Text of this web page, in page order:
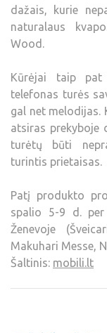
dažais, kurie
naturalaus
Wood.
Kūrėjai taip pat
telefonas turės
gal net melodijas.
atsiras prekyboje
turėtų būti
turintis prietaisas.
Patį produkto
spalio 5-9 d.
Ženevoje
Makuhari Messe,
Šaltinis: mobili.lt